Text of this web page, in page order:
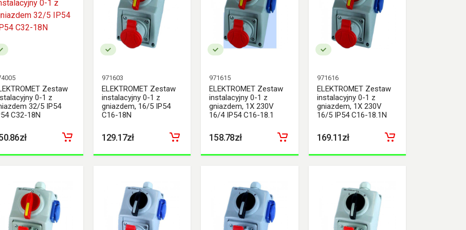
Zestaw
0-1 z
32/5 IP54
C32-18N
971603
ELEKTROMET Zestaw
instalacyjny 0-1 z
gniazdem, 16/5 IP54
C16-18N
129.17zł
971615
ELEKTROMET Zestaw
instalacyjny 0-1 z
gniazdem, 1X 230V
16/4 IP54 C16-18.1
158.78zł
971616
ELEKTROMET Zestaw
instalacyjny 0-1 z
gniazdem, 1X 230V
16/5 IP54 C16-18.1N
169.11zł